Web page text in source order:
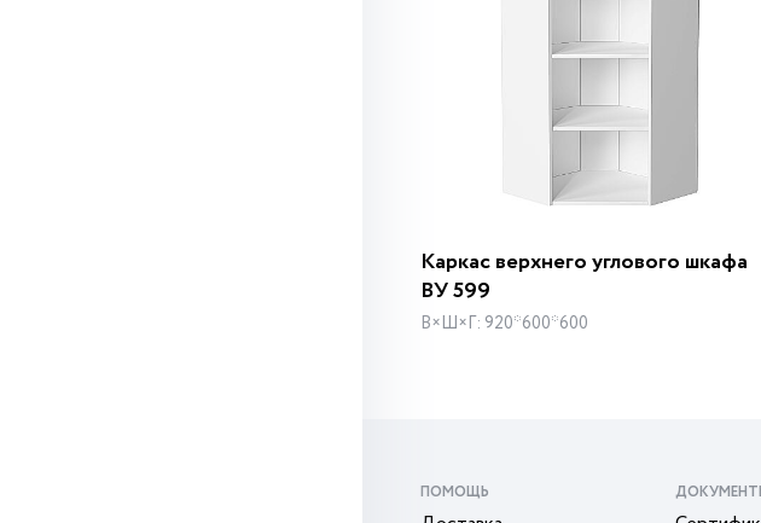
Каркас верхнего углового шкафа
ВУ 599
В×Ш×Г: 920*600*600
ПОМОЩЬ